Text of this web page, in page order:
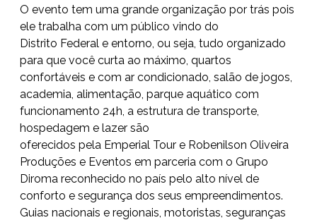
O evento tem uma grande organização por trás pois
ele trabalha com um público vindo do
Distrito Federal e entorno, ou seja, tudo organizado
para que você curta ao máximo, quartos
confortáveis e com ar condicionado, salão de jogos,
academia, alimentação, parque aquático com
funcionamento 24h, a estrutura de transporte,
hospedagem e lazer são
oferecidos pela Emperial Tour e Robenilson Oliveira
Produções e Eventos em parceria com o Grupo
Diroma reconhecido no país pelo alto nível de
conforto e segurança dos seus empreendimentos.
Guias nacionais e regionais, motoristas, seguranças